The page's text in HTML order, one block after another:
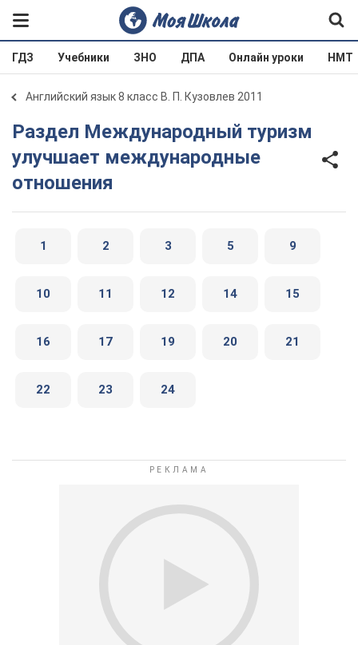
ГДЗ Учебники ЗНО ДПА Онлайн уроки НМТ
Английский язык 8 класс В. П. Кузовлев 2011
Раздел Международный туризм
улучшает международные
отношения
1 2 3 5 9
10 11 12 14 15
16 17 19 20 21
22 23 24